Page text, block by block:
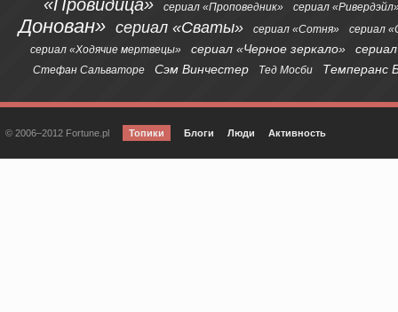
«Провидица» сериал «Проповедник» сериал
Донован» сериал «Сваты» сериал «Сотня»
сериал
сериал «Ходячие мертвецы»
сериал «Черное зеркало»
Стефан Сальваторе Сэм Винчестер Тед Мосби Темперанс
© 2006–2012 Fortune.pl Топики Блоги Люди Активность